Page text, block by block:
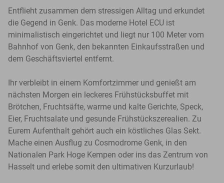
Entflieht zusammen dem stressigen Alltag und erkundet
die Gegend in Genk. Das moderne Hotel ECU ist
minimalistisch eingerichtet und liegt nur 100 Meter vom
Bahnhof von Genk, den bekannten Einkaufsstraßen und
dem Geschäftsviertel entfernt.
Ihr verbleibt in einem Komfortzimmer und genießt am
nächsten Morgen ein leckeres Frühstücksbuffet mit
Brötchen, Fruchtsäfte, warme und kalte Gerichte, Speck,
Eier, Fruchtsalate und gesunde Frühstückszerealien. Zu
Eurem Aufenthalt gehört auch ein köstliches Glas Sekt.
Mache einen Ausflug zu Cosmodrome Genk, in den
Nationalen Park Hoge Kempen oder ins das Zentrum von
Hasselt und erlebe somit den ultimativen Kurzurlaub!